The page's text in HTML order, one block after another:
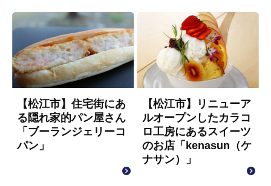
【松江市】住宅街にあ
る隠れ家的パン屋さん
「ブーランジェリーコ
パン」
【松江市】リニューア
ルオープンしたカラコ
ロ工房にあるスイーツ
のお店「kenasun（ケ
ナサン）」